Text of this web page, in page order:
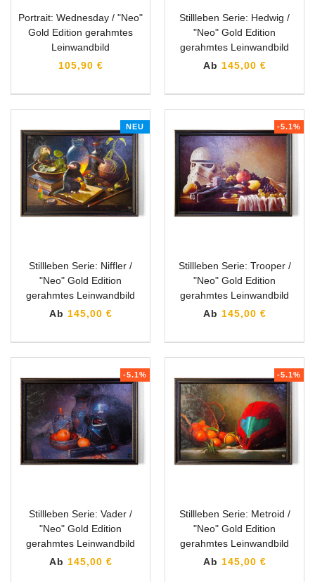
Portrait: Wednesday / "Neo"
Gold Edition gerahmtes
Leinwandbild
105,90 €
Stillleben Serie: Hedwig /
"Neo" Gold Edition
gerahmtes Leinwandbild
Ab 145,00 €
NEU
Stillleben Serie: Niffler /
"Neo" Gold Edition
gerahmtes Leinwandbild
Ab 145,00 €
-5.1%
Stillleben Serie: Trooper /
"Neo" Gold Edition
gerahmtes Leinwandbild
Ab 145,00 €
-5.1%
Stillleben Serie: Vader /
"Neo" Gold Edition
gerahmtes Leinwandbild
Ab 145,00 €
-5.1%
Stillleben Serie: Metroid /
"Neo" Gold Edition
gerahmtes Leinwandbild
Ab 145,00 €